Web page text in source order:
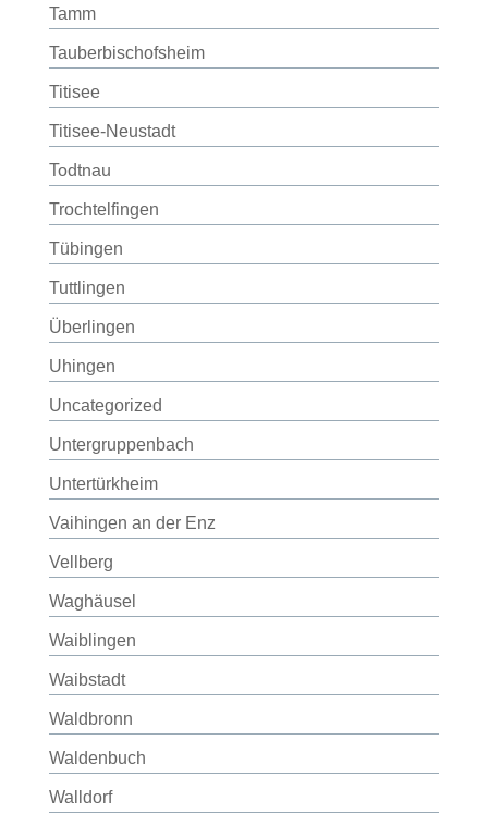
Tamm
Tauberbischofsheim
Titisee
Titisee-Neustadt
Todtnau
Trochtelfingen
Tübingen
Tuttlingen
Überlingen
Uhingen
Uncategorized
Untergruppenbach
Untertürkheim
Vaihingen an der Enz
Vellberg
Waghäusel
Waiblingen
Waibstadt
Waldbronn
Waldenbuch
Walldorf